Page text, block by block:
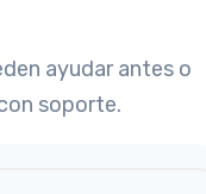
ayudar antes o
soporte.